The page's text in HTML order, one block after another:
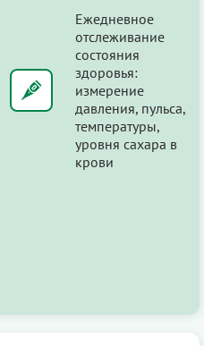
Ежедневное
отслеживание
состояния
здоровья:
измерение
давления, пульса,
температуры,
уровня сахара в
крови